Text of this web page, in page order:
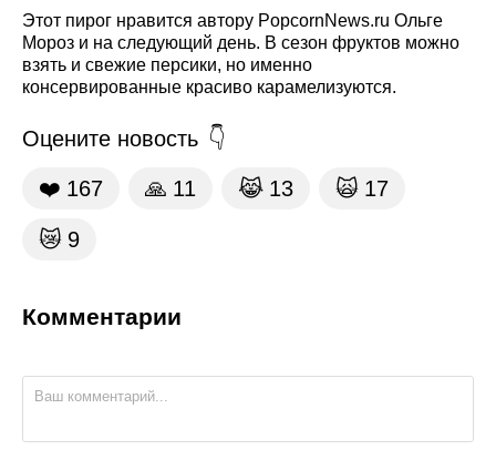
Этот пирог нравится автору PopcornNews.ru Ольге
Мороз и на следующий день. В сезон фруктов можно
взять и свежие персики, но именно
консервированные красиво карамелизуются.
Оцените новость
❤️ 167 🙏 11 😹 13 🙀 17
😿 9
Комментарии